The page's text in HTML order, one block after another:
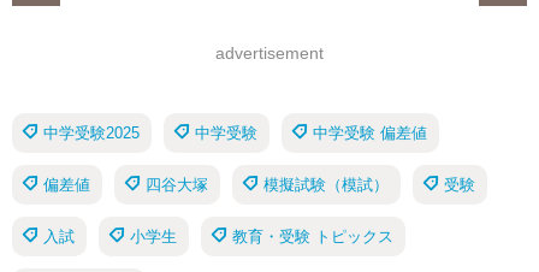
advertisement
中学受験2025 中学受験 中学受験 偏差値
偏差値 四谷大塚 模擬試験（模試） 受験
入試 小学生 教育・受験 トピックス